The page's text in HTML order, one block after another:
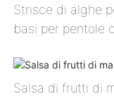
Strisce di alghe
basi per pentole
Salsa di frutti di